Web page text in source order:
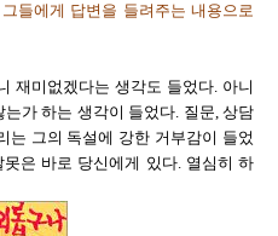
들에게 답변을 들려주는 내용으로
재미없겠다는 생각도 들었다. 아니
가 하는 생각이 들었다. 질문, 상담
는 그의 독설에 강한 거부감이 들었
은 바로 당신에게 있다. 열심히 하